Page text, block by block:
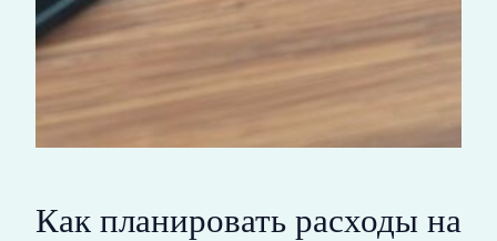
Как планировать расходы на